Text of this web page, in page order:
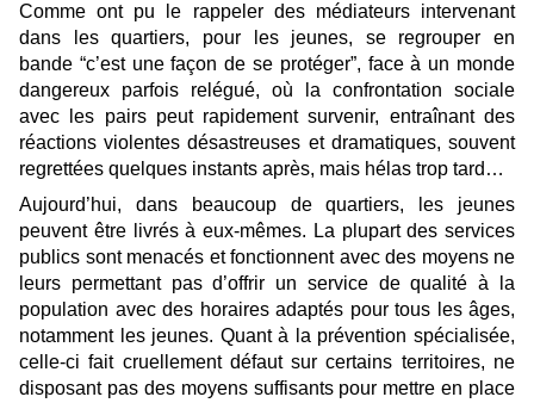
Comme ont pu le rappeler des médiateurs intervenant
dans les quartiers, pour les jeunes, se regrouper en
bande “c’est une façon de se protéger”, face à un monde
dangereux parfois relégué, où la confrontation sociale
avec les pairs peut rapidement survenir, entraînant des
réactions violentes désastreuses et dramatiques, souvent
regrettées quelques instants après, mais hélas trop tard…
Aujourd’hui, dans beaucoup de quartiers, les jeunes
peuvent être livrés à eux-mêmes. La plupart des services
publics sont menacés et fonctionnent avec des moyens ne
leurs permettant pas d’offrir un service de qualité à la
population avec des horaires adaptés pour tous les âges,
notamment les jeunes. Quant à la prévention spécialisée,
celle-ci fait cruellement défaut sur certains territoires, ne
disposant pas des moyens suffisants pour mettre en place